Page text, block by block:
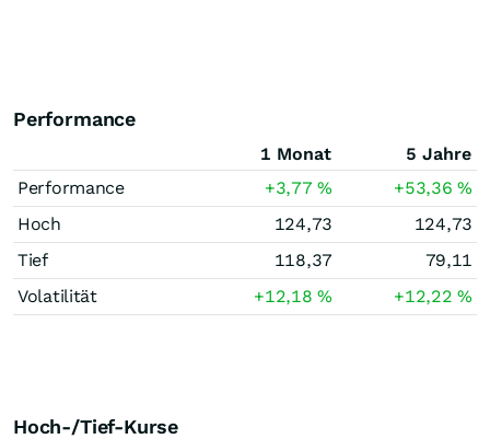
Performance
1 Monat
5 Jahre
Performance
+3,77% +53,36%
Hoch
124,73
124,73
Tief
118,37
79,11
Volatilität
+12,18% +12,22%
Hoch-/Tief-Kurse